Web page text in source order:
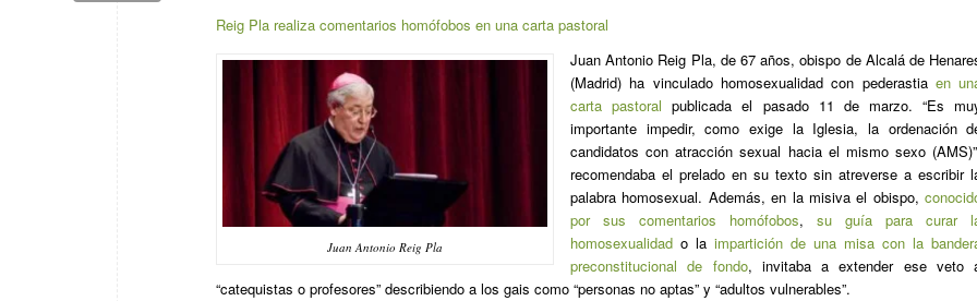
Reig Pla realiza comentarios homófobos en una carta pastoral
Juan Antonio Reig Pla
Juan Antonio Reig Pla, de 67 años, obispo de Alcalá de
(Madrid) ha vinculado homosexualidad con pederastia en
carta pastoral publicada el pasado 11 de marzo. “Es
importante impedir, como exige la Iglesia, la ordenación
candidatos con atracción sexual hacia el mismo sexo
recomendaba el prelado en su texto sin atreverse a escribir
palabra homosexual. Además, en la misiva el obispo,
por sus comentarios homófobos,su guía para curar
homosexualidad o laimpartición de una misa con la
preconstitucional de fondo, invitaba a extender ese veto
“catequistas o profesores” describiendo a los gais como “personas no aptas” y “adultos vulnerables”.